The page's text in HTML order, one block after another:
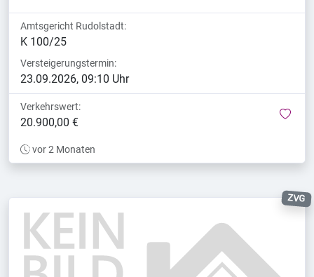
Amtsgericht Rudolstadt:
K 100/25
Versteigerungstermin:
23.09.2026, 09:10 Uhr
Verkehrswert:
20.900,00 €
vor 2 Monaten
ZVG